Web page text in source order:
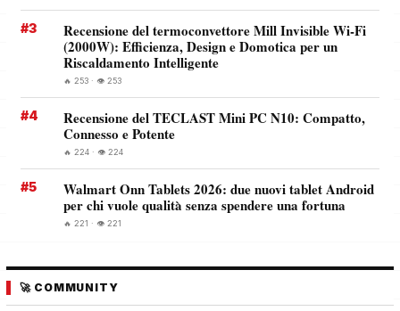
#3
Recensione del termoconvettore Mill Invisible Wi-Fi
(2000W): Efficienza, Design e Domotica per un
Riscaldamento Intelligente
🔥 253 · 👁️ 253
#4
Recensione del TECLAST Mini PC N10: Compatto,
Connesso e Potente
🔥 224 · 👁️ 224
#5
Walmart Onn Tablets 2026: due nuovi tablet Android
per chi vuole qualità senza spendere una fortuna
🔥 221 · 👁️ 221
🚀 COMMUNITY